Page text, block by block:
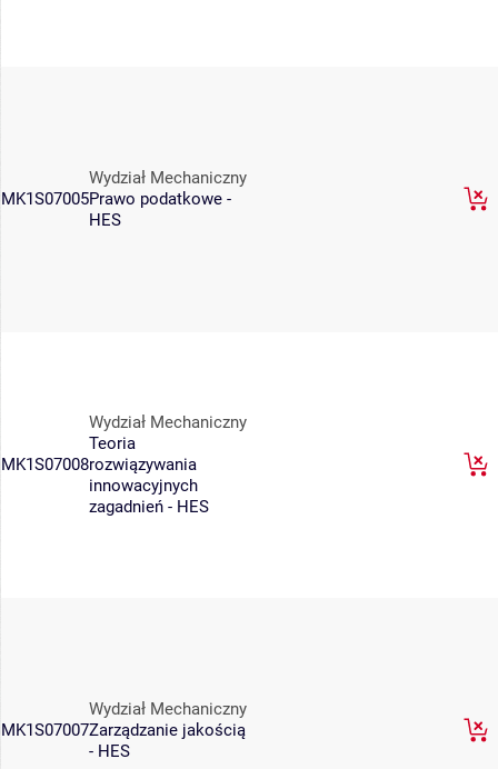
MK1S07005
Wydział Mechaniczny
Prawo podatkowe -
HES
MK1S07008
Wydział Mechaniczny
Teoria
rozwiązywania
innowacyjnych
zagadnień - HES
MK1S07007
Wydział Mechaniczny
Zarządzanie jakością
- HES